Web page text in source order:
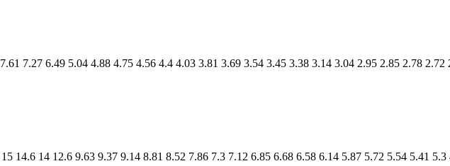
7.61 7.27 6.49 5.04 4.88 4.75 4.56 4.4 4.03 3.81 3.69 3.54 3.45 3.38 3.14 3.04 2.95 2.85 2.78 2.72
15 14.6 14 12.6 9.63 9.37 9.14 8.81 8.52 7.86 7.3 7.12 6.85 6.68 6.58 6.14 5.87 5.72 5.54 5.41 5.3